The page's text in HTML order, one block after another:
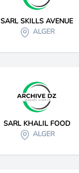
SARL SKILLS AVENUE
ALGER
SARL KHALIL FOOD
ALGER